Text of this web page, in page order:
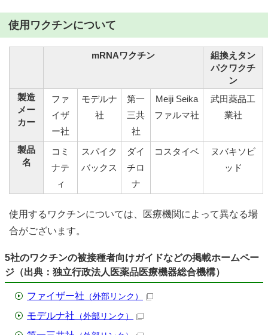
使用ワクチンについて
mRNAワクチン
組換えタン
パクワクチ
ン
製造
メー
カー
ファ
イザ
ー社
モデルナ
社
第一
三共
社
Meiji Seika
ファルマ社
武田薬品工
業社
製品
名
コミ
ナテ
ィ
スパイク
バックス
ダイ
チロ
ナ
コスタイベ
ヌバキソビ
ッド
使用するワクチンについては、医療機関によって異なる場
合がございます。
5社のワクチンの被接種者向けガイドなどの掲載ホームペー
ジ（出典：独立行政法人医薬品医療機器総合機構）
ファイザー社 （外部リンク）
モデルナ社 （外部リンク）